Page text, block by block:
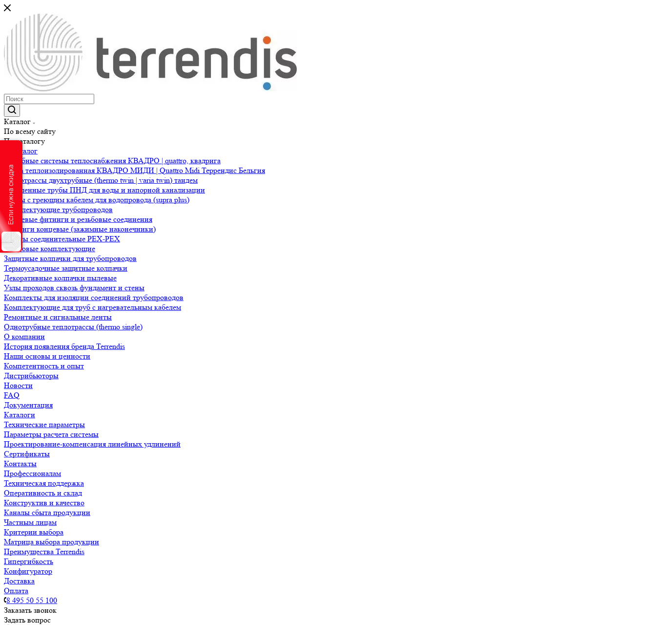
Каталог
По всему сайту
По каталогу
Каталог
4-трубные системы теплоснабжения КВАДРО | quattro, квадрига
Труба теплоизолированная КВАДРО МИДИ | Quattro Midi Террендис Бельгия
Теплотрассы двухтрубные (thermo twin | varia twin) тандем
Утепленные трубы ПНД для воды и напорной канализации
Трубы с греющим кабелем для водопровода (supra plus)
Комплектующие трубопроводов
Концевые фитинги и резьбовые соединения
Фитинги концевые (зажимные наконечники)
Муфты соединительные РЕХ-PEX
Резьбовые комплектующие
Защитные колпачки для трубопроводов
Термоусадочные защитные колпачки
Декоративные колпачки пылевые
Узлы проходов сквозь фундамент и стены
Комплекты для изоляции соединений трубопроводов
Комплектующие для труб с нагревательным кабелем
Ремонтные и сигнальные ленты
Однотрубные теплотрассы (thermo single)
О компании
История появления бренда Terrendis
Наши основы и ценности
Компетентность и опыт
Дистрибьюторы
Новости
FAQ
Документация
Каталоги
Технические параметры
Параметры расчета системы
Проектирование-компенсация линейных удлинений
Сертификаты
Контакты
Профессионалам
Техническая поддержка
Оперативность и склад
Конструктив и качество
Каналы сбыта продукции
Частным лицам
Критерии выбора
Матрица выбора продукции
Преимущества Terrendis
Гипергибкость
Конфигуратор
Доставка
Оплата
8 495 50 55 100
Заказать звонок
Задать вопрос
Если нужна скидка